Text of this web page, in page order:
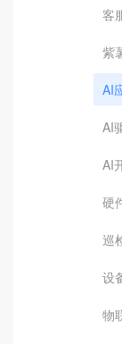
客
紫
AI
AI
AI
硬
巡
设
物